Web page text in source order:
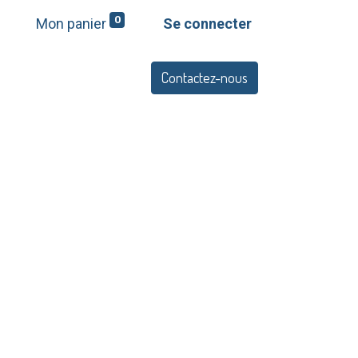
Mon panier 0 Se connecter
Contactez-nous